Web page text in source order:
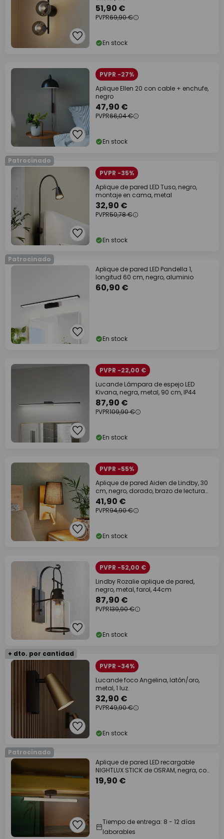
51,90 €
PVPR69,90 €
En stock
PVPR -27%
Aplique Ellen 20 con cable + enchufe,
negro
47,90 €
PVPR66,04 €
En stock
Patrocinado
PVPR -35%
Aplique de pared LED Tuso, negro,
montaje en cama, metal
32,90 €
PVPR50,78 €
En stock
Patrocinado
Aplique de pared LED Pandella 1,
longitud 60 cm, negro, aluminio
60,90 €
En stock
PVPR -22,00 €
Lucande Lámpara de espejo LED
Kivana, negra, metal, 90 cm, IP44
87,90 €
PVPR109,90 €
En stock
PVPR -55%
Aplique de pared Aiden de Lindby, 30
cm, negro, dorado, brazo de lectura
LED
41,90 €
PVPR94,90 €
En stock
PVPR -52,00 €
Lindby Rozalie aplique de pared,
negro, metal, farol, 44cm
87,90 €
PVPR139,90 €
En stock
+ dto. por cantidad
PVPR -34%
Lucande foco Angelina, latón/oro,
metal, 1 luz.
32,90 €
PVPR49,90 €
En stock
Patrocinado
Aplique de pared LED recargable
NIGHTLUX STICK de OSRAM, negra, con
regulador
19,90 €
Tiempo de entrega: 8 - 12 días
laborables